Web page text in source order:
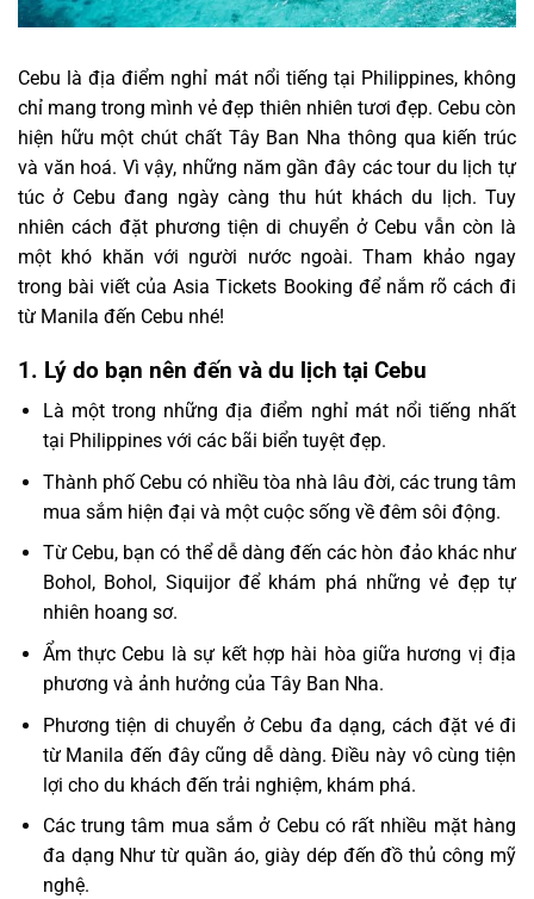
Cebu là địa điểm nghỉ mát nổi tiếng tại Philippines, không
chỉ mang trong mình vẻ đẹp thiên nhiên tươi đẹp. Cebu còn
hiện hữu một chút chất Tây Ban Nha thông qua kiến trúc
và văn hoá. Vì vậy, những năm gần đây các tour du lịch tự
túc ở Cebu đang ngày càng thu hút khách du lịch. Tuy
nhiên cách đặt phương tiện di chuyển ở Cebu vẫn còn là
một khó khăn với người nước ngoài. Tham khảo ngay
trong bài viết của Asia Tickets Booking để nắm rõ cách đi
từ Manila đến Cebu nhé!
1. Lý do bạn nên đến và du lịch tại Cebu
Là một trong những địa điểm nghỉ mát nổi tiếng nhất
tại Philippines với các bãi biển tuyệt đẹp.
Thành phố Cebu có nhiều tòa nhà lâu đời, các trung tâm
mua sắm hiện đại và một cuộc sống về đêm sôi động.
Từ Cebu, bạn có thể dễ dàng đến các hòn đảo khác như
Bohol, Bohol, Siquijor để khám phá những vẻ đẹp tự
nhiên hoang sơ.
Ẩm thực Cebu là sự kết hợp hài hòa giữa hương vị địa
phương và ảnh hưởng của Tây Ban Nha.
Phương tiện di chuyển ở Cebu đa dạng, cách đặt vé đi
từ Manila đến đây cũng dễ dàng. Điều này vô cùng tiện
lợi cho du khách đến trải nghiệm, khám phá.
Các trung tâm mua sắm ở Cebu có rất nhiều mặt hàng
đa dạng Như từ quần áo, giày dép đến đồ thủ công mỹ
nghệ.